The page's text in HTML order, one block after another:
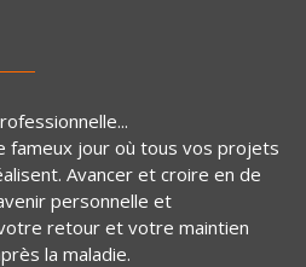
fameux jour où tous vos projets
Avancer et croire en de
personnelle et
retour et votre maintien
la maladie.